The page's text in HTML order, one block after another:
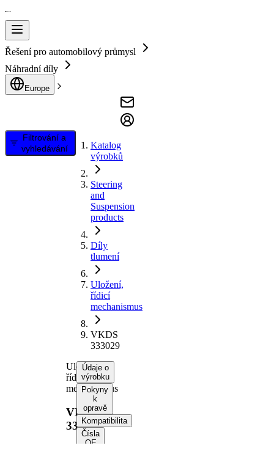
Řešení pro automobilový průmysl
Náhradní díly
Europe
Filtrování a
vyhledávání
Katalog
výrobků
Steering
and
Suspension
products
Díly
tlumení
Uložení,
řídicí
mechanismus
VKDS
333029
Uložení,
řídicí
mechanismus
VKDS
333029
Údaje o
výrobku
Pokyny
k
opravě
Kompatibilita
Čísla
OE